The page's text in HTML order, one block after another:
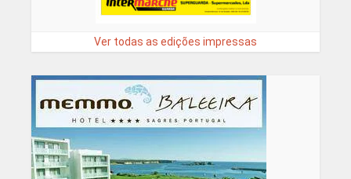
Ver todas as edições impressas